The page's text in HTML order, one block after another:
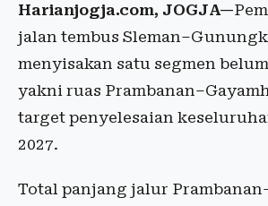
Harianjogja.com, JOGJA—
jalan tembus
menyisakan satu segmen
yakni ruas
target penyelesaian
2027.
Total panjang jalur